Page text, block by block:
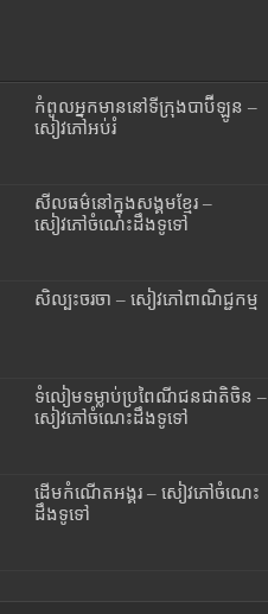
កំពូលអ្នកមាននៅទីក្រុងបាប៊ីឡូន –
សៀវភៅអប់រំ
សីលធម៌នៅក្នុងសង្គមខ្មែរ –
សៀវភៅចំណេះដឹងទូទៅ
សិល្បះចរចា – សៀវភៅពាណិជ្ជកម្ម
ទំលៀមទម្លាប់ប្រពៃណីជនជាតិចិន –
សៀវភៅចំណេះដឹងទូទៅ
ដើមកំណើតអង្គរ – សៀវភៅចំណេះ
ដឹងទូទៅ